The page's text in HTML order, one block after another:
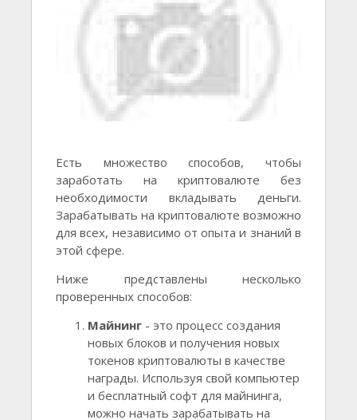
Есть множество способов, чтобы
заработать на криптовалюте без
необходимости вкладывать деньги.
Зарабатывать на криптовалюте возможно
для всех, независимо от опыта и знаний в
этой сфере.
Ниже представлены несколько
проверенных способов:
Майнинг - это процесс создания
новых блоков и получения новых
токенов криптовалюты в качестве
награды. Используя свой компьютер
и бесплатный софт для майнинга,
можно начать зарабатывать на